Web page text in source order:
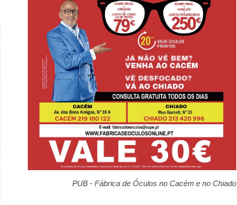
PUB - Fábrica de Óculos no Cacém e no Chiado